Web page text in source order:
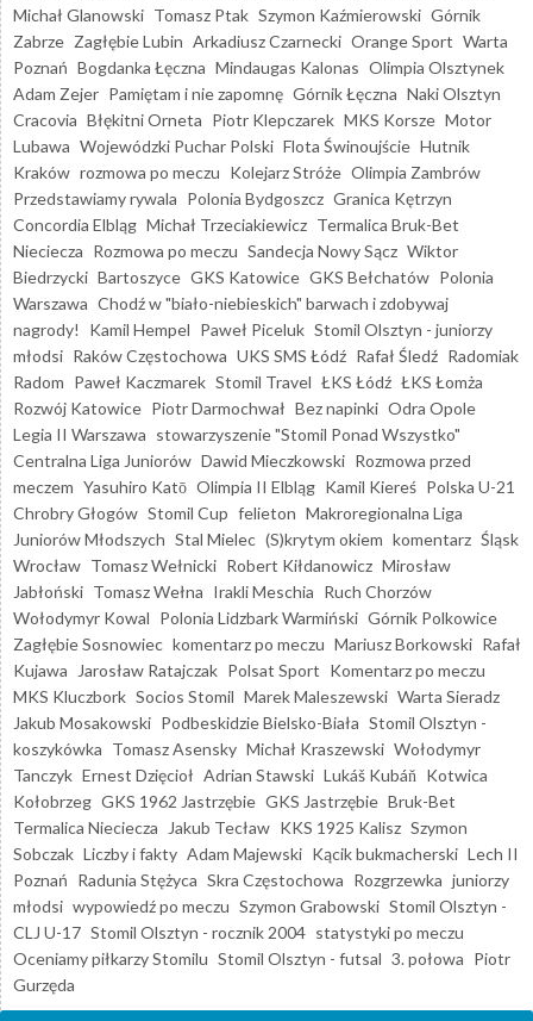
Michał Glanowski Tomasz Ptak Szymon Kaźmierowski Górnik
Zabrze Zagłębie Lubin Arkadiusz Czarnecki Orange Sport Warta
Poznań Bogdanka Łęczna Mindaugas Kalonas Olimpia Olsztynek
Adam Zejer Pamiętam i nie zapomnę Górnik Łęczna Naki Olsztyn
Cracovia Błękitni Orneta Piotr Klepczarek MKS Korsze Motor
Lubawa Wojewódzki Puchar Polski Flota Świnoujście Hutnik
Kraków rozmowa po meczu Kolejarz Stróże Olimpia Zambrów
Przedstawiamy rywala Polonia Bydgoszcz Granica Kętrzyn
Concordia Elbląg Michał Trzeciakiewicz Termalica Bruk-Bet
Nieciecza Rozmowa po meczu Sandecja Nowy Sącz Wiktor
Biedrzycki Bartoszyce GKS Katowice GKS Bełchatów Polonia
Warszawa Chodź w "biało-niebieskich" barwach i zdobywaj
nagrody!
Kamil Hempel Paweł Piceluk Stomil Olsztyn - juniorzy
młodsi Raków Częstochowa UKS SMS Łódź Rafał Śledź Radomiak
Radom Paweł Kaczmarek Stomil Travel ŁKS Łódź ŁKS Łomża
Rozwój Katowice Piotr Darmochwał Bez napinki Odra Opole
Legia II Warszawa stowarzyszenie "Stomil Ponad Wszystko"
Centralna Liga Juniorów Dawid Mieczkowski Rozmowa przed
meczem Yasuhiro Katō Olimpia II Elbląg Kamil Kiereś Polska U-21
Chrobry Głogów Stomil Cup felieton Makroregionalna Liga
Juniorów Młodszych Stal Mielec (S)krytym okiem komentarz Śląsk
Wrocław Tomasz Wełnicki Robert Kiłdanowicz Mirosław
Jabłoński Tomasz Wełna Irakli Meschia Ruch Chorzów
Wołodymyr Kowal Polonia Lidzbark Warmiński Górnik Polkowice
Zagłębie Sosnowiec komentarz po meczu Mariusz Borkowski Rafał
Kujawa
Jarosław Ratajczak Polsat Sport Komentarz po meczu
MKS Kluczbork Socios Stomil Marek Maleszewski Warta Sieradz
Jakub Mosakowski Podbeskidzie Bielsko-Biała Stomil Olsztyn -
koszykówka Tomasz Asensky Michał Kraszewski Wołodymyr
Tanczyk Ernest Dzięcioł Adrian Stawski Lukáš Kubáň Kotwica
Kołobrzeg GKS 1962 Jastrzębie GKS Jastrzębie Bruk-Bet
Termalica Nieciecza
Jakub Tecław KKS 1925 Kalisz Szymon
Sobczak Liczby i fakty Adam Majewski Kącik bukmacherski Lech II
Poznań Radunia Stężyca Skra Częstochowa Rozgrzewka juniorzy
młodsi wypowiedź po meczu Szymon Grabowski Stomil Olsztyn -
CLJ U-17 Stomil Olsztyn - rocznik 2004 statystyki po meczu
Oceniamy piłkarzy Stomilu Stomil Olsztyn - futsal 3. połowa Piotr
Gurzęda